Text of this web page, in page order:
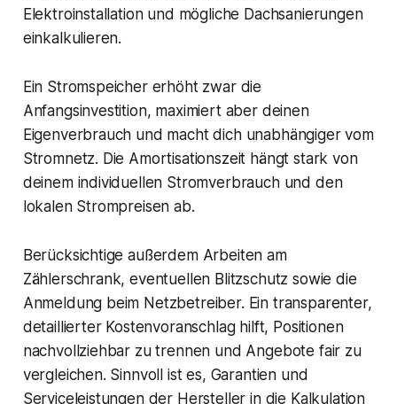
Elektroinstallation und mögliche Dachsanierungen
einkalkulieren.
Ein Stromspeicher erhöht zwar die
Anfangsinvestition, maximiert aber deinen
Eigenverbrauch und macht dich unabhängiger vom
Stromnetz. Die Amortisationszeit hängt stark von
deinem individuellen Stromverbrauch und den
lokalen Strompreisen ab.
Berücksichtige außerdem Arbeiten am
Zählerschrank, eventuellen Blitzschutz sowie die
Anmeldung beim Netzbetreiber. Ein transparenter,
detaillierter Kostenvoranschlag hilft, Positionen
nachvollziehbar zu trennen und Angebote fair zu
vergleichen. Sinnvoll ist es, Garantien und
Serviceleistungen der Hersteller in die Kalkulation